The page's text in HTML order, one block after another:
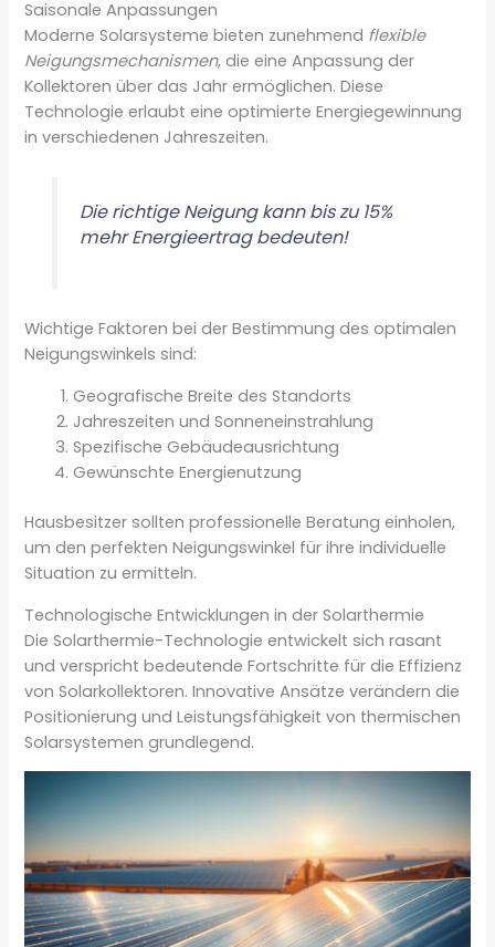
Saisonale Anpassungen
Moderne Solarsysteme bieten zunehmend flexible
Neigungsmechanismen, die eine Anpassung der
Kollektoren über das Jahr ermöglichen. Diese
Technologie erlaubt eine optimierte Energiegewinnung
in verschiedenen Jahreszeiten.
Die richtige Neigung kann bis zu 15%
mehr Energieertrag bedeuten!
Wichtige Faktoren bei der Bestimmung des optimalen
Neigungswinkels sind:
Geografische Breite des Standorts
Jahreszeiten und Sonneneinstrahlung
Spezifische Gebäudeausrichtung
Gewünschte Energienutzung
Hausbesitzer sollten professionelle Beratung einholen,
um den perfekten Neigungswinkel für ihre individuelle
Situation zu ermitteln.
Technologische Entwicklungen in der Solarthermie
Die Solarthermie-Technologie entwickelt sich rasant
und verspricht bedeutende Fortschritte für die Effizienz
von Solarkollektoren. Innovative Ansätze verändern die
Positionierung und Leistungsfähigkeit von thermischen
Solarsystemen grundlegend.